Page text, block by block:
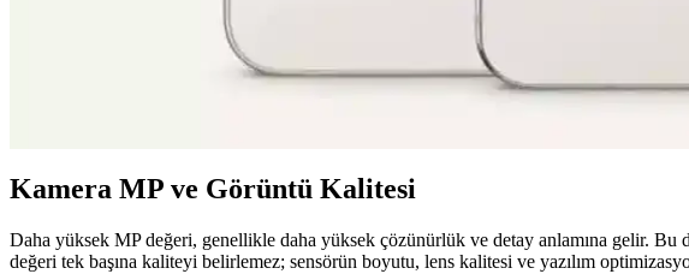
Google Pixel 11 Tasarımında Minimal Değişiklikler ve Yeni Tensor
Google Pixel 11, önceki modellere benzer tasarımıyla dikkat çekiyor. Kamera çubuğu
Kamera MP ve Görüntü Kalitesi
Daha yüksek MP değeri, genellikle daha yüksek çözünürlük ve detay anlamına gelir. Bu
değeri tek başına kaliteyi belirlemez; sensörün boyutu, lens kalitesi ve yazılım